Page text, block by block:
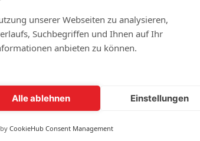
erst ab dem
noch bis Ende Mai in der
werden kann, dass
– aus Rücksicht auf die
unserer Webseiten zu analysieren,
Suchbegriffen und Ihnen auf Ihr
anbieten zu können.
Alle ablehnen Einstellungen
CookieHub Consent Management